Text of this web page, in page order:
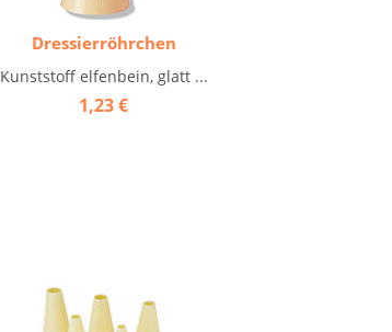
Dressierröhrchen
Kunststoff elfenbein, glatt ...
1,23 €